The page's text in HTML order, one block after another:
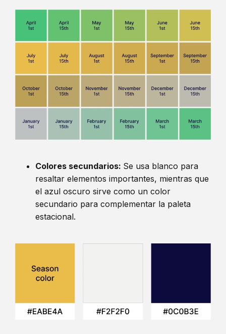
Colores secundarios: Se usa blanco para
resaltar elementos importantes, mientras que
el azul oscuro sirve como un color
secundario para complementar la paleta
estacional.